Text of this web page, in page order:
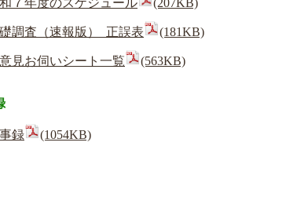
調査（速報版）_正誤表 (181KB)
見お伺いシート一覧 (563KB)
録 (1054KB)